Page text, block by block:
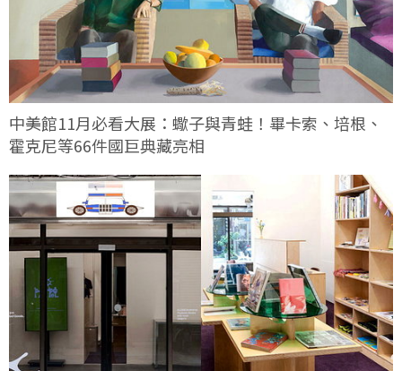
中美館11月必看大展：蠍子與青蛙！畢卡索、培根、
霍克尼等66件國巨典藏亮相